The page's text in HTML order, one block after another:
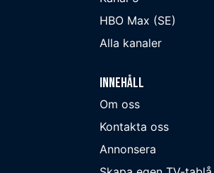
HBO Max (SE)
Alla kanaler
Innehåll
Om oss
Kontakta oss
Annonsera